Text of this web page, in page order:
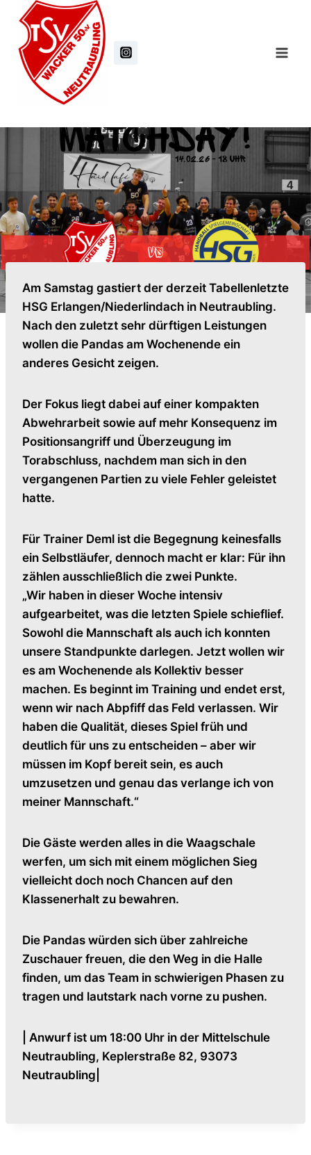
Inhalt
springen
Am Samstag gastiert der derzeit Tabellenletzte
HSG Erlangen/Niederlindach in Neutraubling.
Nach den zuletzt sehr dürftigen Leistungen
wollen die Pandas am Wochenende ein
anderes Gesicht zeigen.
Der Fokus liegt dabei auf einer kompakten
Abwehrarbeit sowie auf mehr Konsequenz im
Positionsangriff und Überzeugung im
Torabschluss, nachdem man sich in den
vergangenen Partien zu viele Fehler geleistet
hatte.
Für Trainer Deml ist die Begegnung keinesfalls
ein Selbstläufer, dennoch macht er klar: Für ihn
zählen ausschließlich die zwei Punkte.
„Wir haben in dieser Woche intensiv
aufgearbeitet, was die letzten Spiele schieflief.
Sowohl die Mannschaft als auch ich konnten
unsere Standpunkte darlegen. Jetzt wollen wir
es am Wochenende als Kollektiv besser
machen. Es beginnt im Training und endet erst,
wenn wir nach Abpfiff das Feld verlassen. Wir
haben die Qualität, dieses Spiel früh und
deutlich für uns zu entscheiden – aber wir
müssen im Kopf bereit sein, es auch
umzusetzen und genau das verlange ich von
meiner Mannschaft.“
Die Gäste werden alles in die Waagschale
werfen, um sich mit einem möglichen Sieg
vielleicht doch noch Chancen auf den
Klassenerhalt zu bewahren.
Die Pandas würden sich über zahlreiche
Zuschauer freuen, die den Weg in die Halle
finden, um das Team in schwierigen Phasen zu
tragen und lautstark nach vorne zu pushen.
| Anwurf ist um 18:00 Uhr in der Mittelschule
Neutraubling, Keplerstraße 82, 93073
Neutraubling|